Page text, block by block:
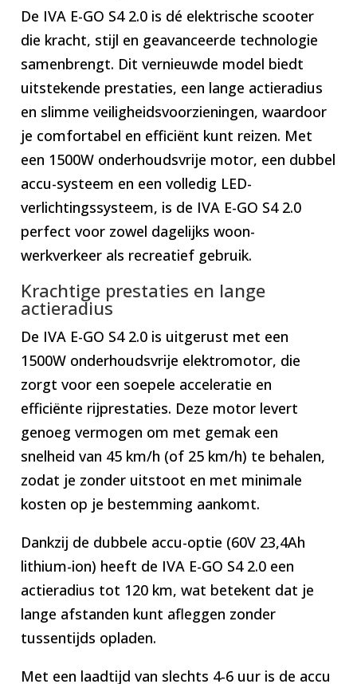
De IVA E-GO S4 2.0 is dé elektrische scooter
die kracht, stijl en geavanceerde technologie
samenbrengt. Dit vernieuwde model biedt
uitstekende prestaties, een lange actieradius
en slimme veiligheidsvoorzieningen, waardoor
je comfortabel en efficiënt kunt reizen. Met
een 1500W onderhoudsvrije motor, een dubbel
accu-systeem en een volledig LED-
verlichtingssysteem, is de IVA E-GO S4 2.0
perfect voor zowel dagelijks woon-
werkverkeer als recreatief gebruik.
Krachtige prestaties en lange
actieradius
De IVA E-GO S4 2.0 is uitgerust met een
1500W onderhoudsvrije elektromotor, die
zorgt voor een soepele acceleratie en
efficiënte rijprestaties. Deze motor levert
genoeg vermogen om met gemak een
snelheid van 45 km/h (of 25 km/h) te behalen,
zodat je zonder uitstoot en met minimale
kosten op je bestemming aankomt.
Dankzij de dubbele accu-optie (60V 23,4Ah
lithium-ion) heeft de IVA E-GO S4 2.0 een
actieradius tot 120 km, wat betekent dat je
lange afstanden kunt afleggen zonder
tussentijds opladen.
Met een laadtijd van slechts 4-6 uur is de accu